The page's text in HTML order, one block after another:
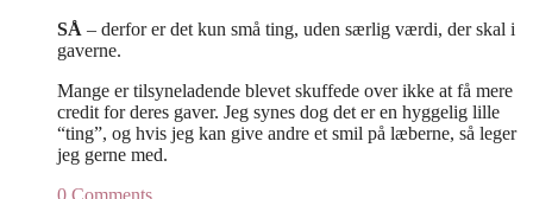
SÅ – derfor er det kun små ting, uden særlig værdi, der skal i
gaverne.
Mange er tilsyneladende blevet skuffede over ikke at få mere
credit for deres gaver. Jeg synes dog det er en hyggelig lille
“ting”, og hvis jeg kan give andre et smil på læberne, så leger
jeg gerne med.
0 Comments